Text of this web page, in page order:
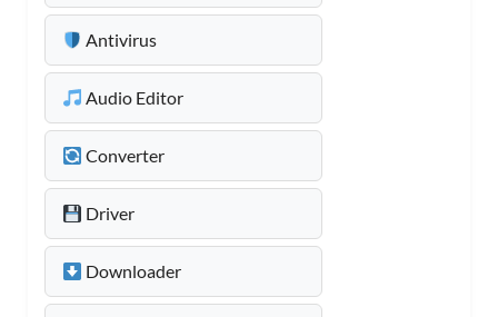
Antivirus
Audio Editor
Converter
Driver
Downloader